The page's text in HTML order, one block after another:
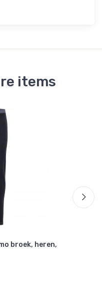
items
broek, heren,